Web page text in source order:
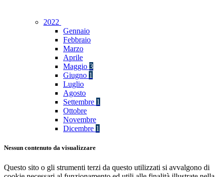
2022
Gennaio
Febbraio
Marzo
Aprile
Maggio 3
Giugno 1
Luglio
Agosto
Settembre 1
Ottobre
Novembre
Dicembre 1
Nessun contenuto da visualizzare
Questo sito o gli strumenti terzi da questo utilizzati si avvalgono di